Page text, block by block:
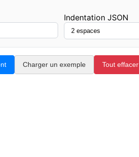
Indentation JSON
Charger un exemple Tout effacer